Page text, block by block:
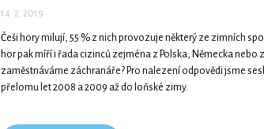
14. 2. 2019
Češi hory milují, 55 % z nich provozuje některý ze zimních
hor pak míří i řada cizinců zejména z Polska, Německa
zaměstnáváme záchranáře? Pro nalezení odpovědi jsme
přelomu let 2008 a 2009 až do loňské zimy.